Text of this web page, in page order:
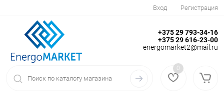
Вход Регистрация
+375 29 793-34-16
+375 29 616-23-00
energomarket2@mail.ru
0